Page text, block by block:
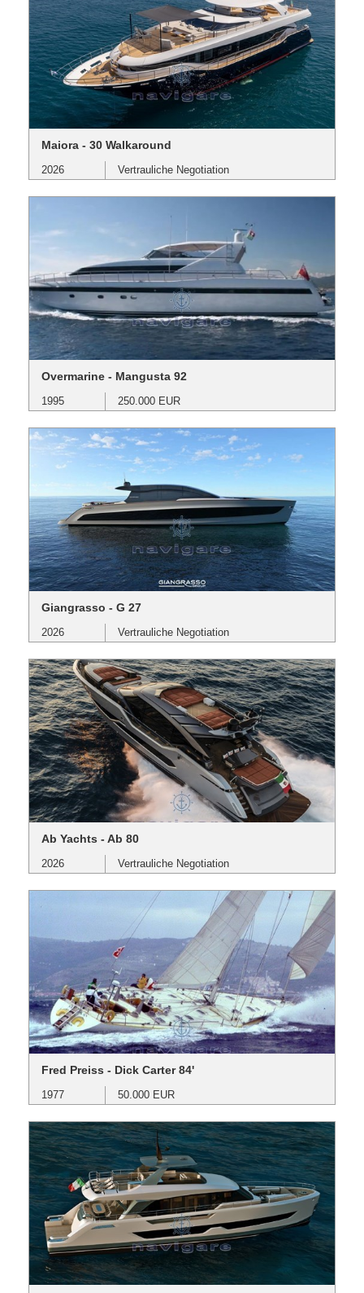
Maiora - 30 Walkaround
2026 Vertrauliche Negotiation
Overmarine - Mangusta 92
1995 250.000 EUR
Giangrasso - G 27
2026 Vertrauliche Negotiation
Ab Yachts - Ab 80
2026 Vertrauliche Negotiation
Fred Preiss - Dick Carter 84'
1977 50.000 EUR